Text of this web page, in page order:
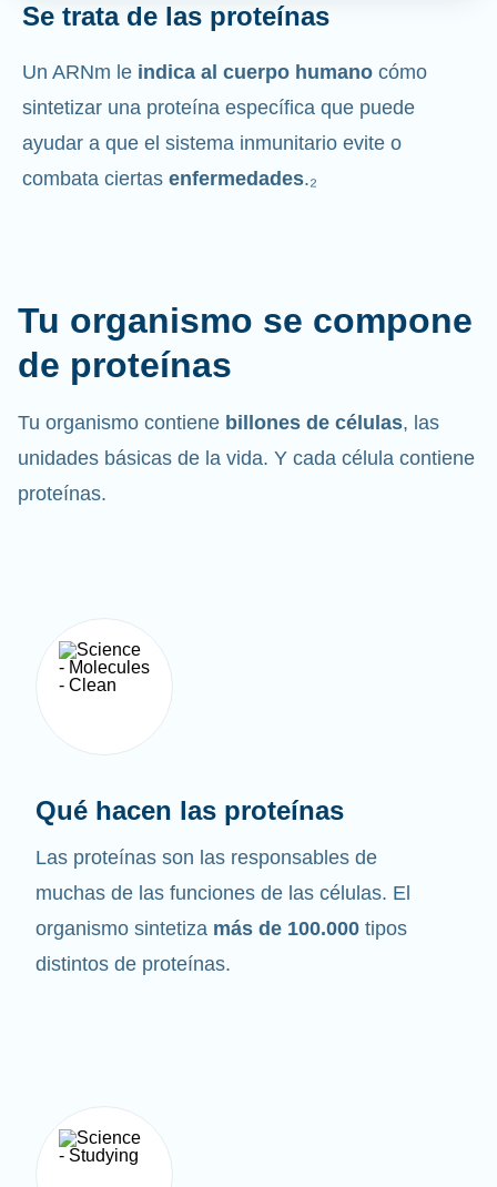
Se trata de las proteínas
Un ARNm le indica al cuerpo humano cómo
sintetizar una proteína específica que puede
ayudar a que el sistema inmunitario evite o
combata ciertas enfermedades.₂
Tu organismo se compone
de proteínas
Tu organismo contiene billones de células, las
unidades básicas de la vida. Y cada célula contiene
proteínas.
Qué hacen las proteínas
Las proteínas son las responsables de
muchas de las funciones de las células. El
organismo sintetiza más de 100.000 tipos
distintos de proteínas.